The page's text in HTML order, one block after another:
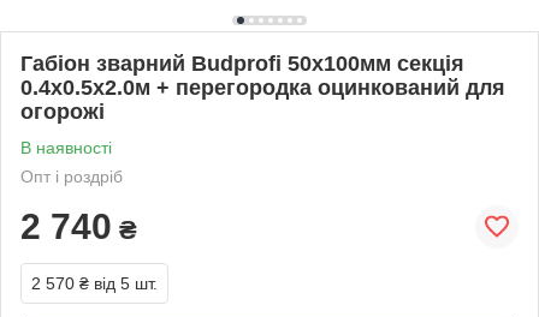
Габіон зварний Budprofi 50х100мм секція
0.4х0.5х2.0м + перегородка оцинкований для
огорожі
В наявності
Опт і роздріб
2 740 ₴
2 570 ₴ від 5 шт.